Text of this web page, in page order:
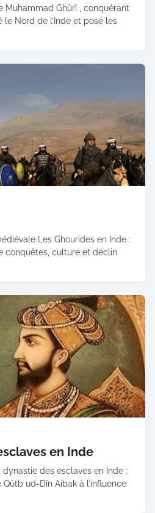
Muhammad Ghûrî , conquérant
Nord de l’Inde et posé les
Les Ghourides en Inde :
conquêtes, culture et déclin
en Inde
dynastie des esclaves en Inde :
ud-Dîn Aibak à l’influence